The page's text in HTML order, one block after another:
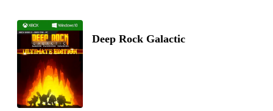
Deep Rock Galactic